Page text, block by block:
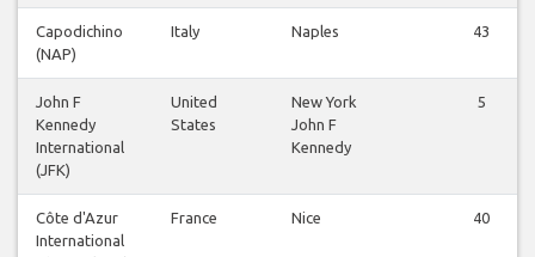
Capodichino
(NAP)
Italy Naples 43
John F
Kennedy
International
(JFK)
United
States
New York
John F
Kennedy
5
Côte d'Azur
International
France Nice 40